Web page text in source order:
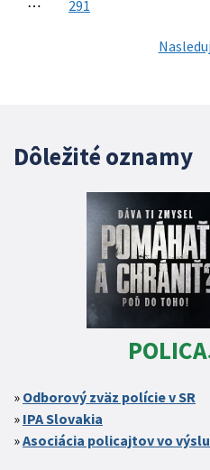
⋯ 291
Dôležité oznamy
Odborový zväz polície v SR
IPA Slovakia
Asociácia policajtov vo